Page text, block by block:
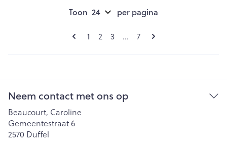
Pagina's
U lees momenteel pagina
1 Pagina
2 Pagina
3 ... Pagina
7
Toon per pagina
Neem contact met ons op
Beaucourt, Caroline
Gemeentestraat 6
2570 Duffel